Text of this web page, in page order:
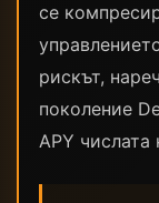
се
рискът,
поколение
APY числата